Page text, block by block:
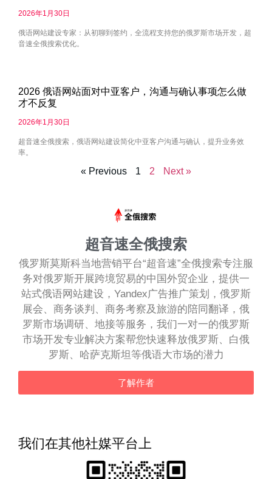
2026年1月30日
俄语网站建设专家：从初聊到签约，全流程支持您的俄罗斯市场开发，超
音速全俄搜索优化。
2026 俄语网站面对中亚客户，沟通与确认事项怎么做
才不反复
2026年1月30日
超音速全俄搜索，俄语网站建设简化中亚客户沟通与确认，提升业务效
率。
« Previous 1 2 Next »
超音速全俄搜索
俄罗斯莫斯科当地营销平台“超音速”全俄搜索专注服
务对俄罗斯开展跨境贸易的中国外贸企业，提供一
站式俄语网站建设，Yandex广告推广策划，俄罗斯
展会、商务谈判、商务考察及旅游的陪同翻译，俄
罗斯市场调研、地接等服务，我们一对一的俄罗斯
市场开发专业解决方案帮您快速释放俄罗斯、白俄
罗斯、哈萨克斯坦等俄语大市场的潜力
了解作者
我们在其他社媒平台上